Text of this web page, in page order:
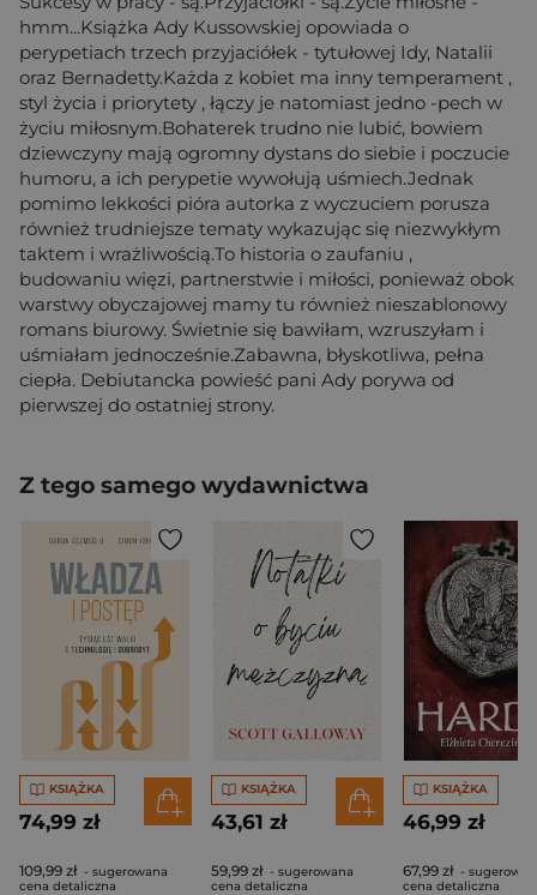
hmm...Książka Ady Kussowskiej opowiada o
perypetiach trzech przyjaciółek - tytułowej Idy, Natalii
oraz Bernadetty.Każda z kobiet ma inny temperament ,
styl życia i priorytety , łączy je natomiast jedno -pech w
życiu miłosnym.Bohaterek trudno nie lubić, bowiem
dziewczyny mają ogromny dystans do siebie i poczucie
humoru, a ich perypetie wywołują uśmiech.Jednak
pomimo lekkości pióra autorka z wyczuciem porusza
również trudniejsze tematy wykazując się niezwykłym
taktem i wrażliwością.To historia o zaufaniu ,
budowaniu więzi, partnerstwie i miłości, ponieważ obok
warstwy obyczajowej mamy tu również nieszablonowy
romans biurowy. Świetnie się bawiłam, wzruszyłam i
uśmiałam jednocześnie.Zabawna, błyskotliwa, pełna
ciepła. Debiutancka powieść pani Ady porywa od
pierwszej do ostatniej strony.
Z tego samego wydawnictwa
KSIĄŻKA
74,99 zł
109,99 zł - sugerowana
cena detaliczna
KSIĄŻKA
43,61 zł
59,99 zł - sugerowana
cena detaliczna
KSIĄŻKA
46,99 zł
67,99 zł -
cena detaliczna